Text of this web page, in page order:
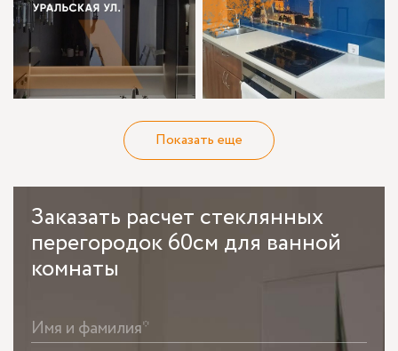
Показать еще
Заказать расчет стеклянных
перегородок 60см для ванной
комнаты
Имя и фамилия*